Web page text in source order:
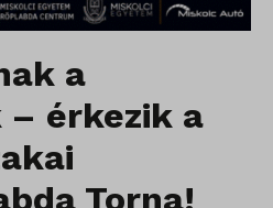
a
érkezik a